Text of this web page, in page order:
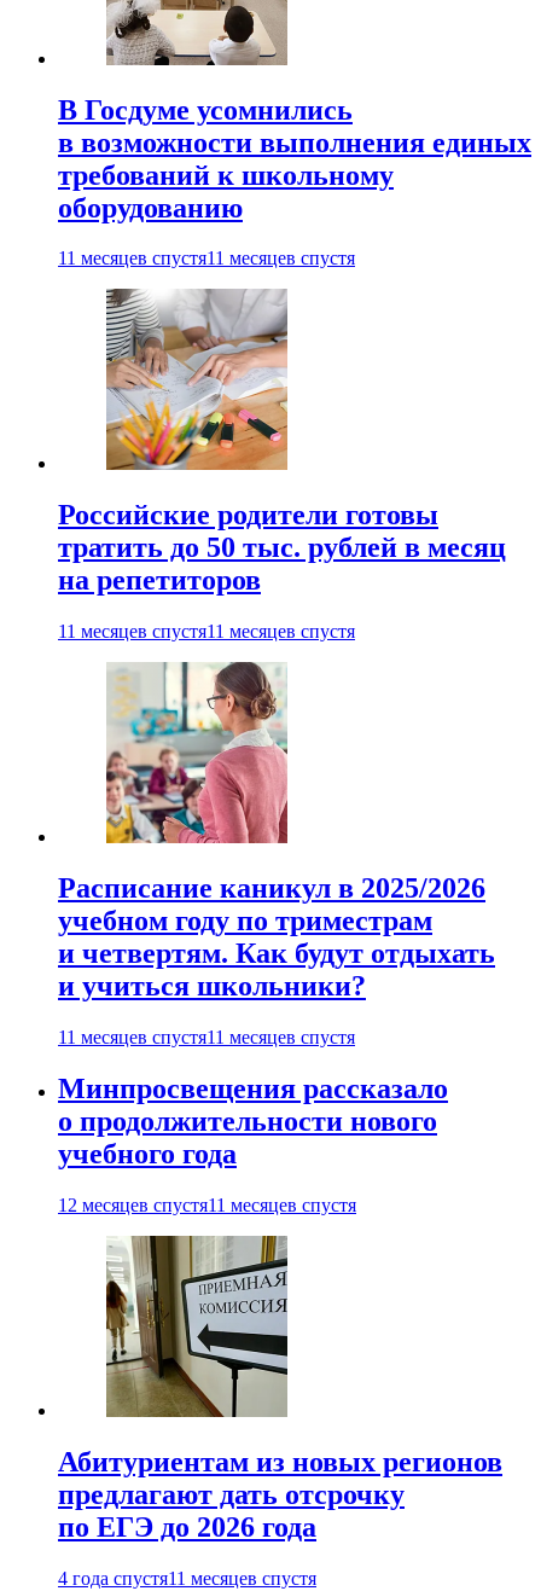
В Госдуме усомнились
в возможности выполнения единых
требований к школьному
оборудованию
11 месяцев спустя11 месяцев спустя
Российские родители готовы
тратить до 50 тыс. рублей в месяц
на репетиторов
11 месяцев спустя11 месяцев спустя
Расписание каникул в 2025/2026
учебном году по триместрам
и четвертям. Как будут отдыхать
и учиться школьники?
11 месяцев спустя11 месяцев спустя
Минпросвещения рассказало
о продолжительности нового
учебного года
12 месяцев спустя11 месяцев спустя
Абитуриентам из новых регионов
предлагают дать отсрочку
по ЕГЭ до 2026 года
4 года спустя11 месяцев спустя